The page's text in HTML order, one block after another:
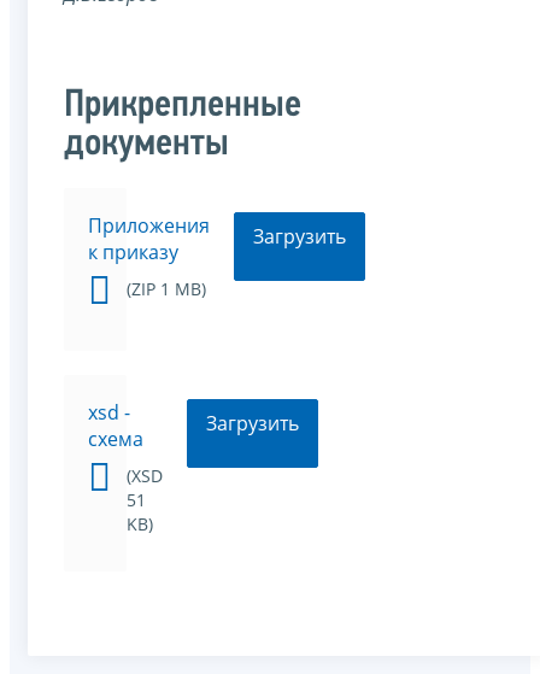
Прикрепленные
документы
Приложения
к приказу
(ZIP 1 MB)
Загрузить
xsd -
схема
(XSD
51
KB)
Загрузить